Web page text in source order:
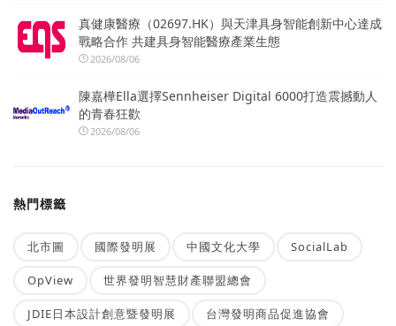
真健康醫療（02697.HK）與天津具身智能創新中心達成
戰略合作 共建具身智能醫療產業生態
2026/08/06
陳嘉樺Ella選擇Sennheiser Digital 6000打造震撼動人
的青春狂歡
2026/08/06
熱門標籤
北市圖 國際發明展 中國文化大學 SocialLab
OpView 世界發明智慧財產聯盟總會
JDIE日本設計創意暨發明展 台灣發明商品促進協會